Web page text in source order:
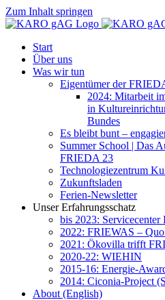
Zum Inhalt springen
Start
Über uns
Was wir tun
Eigentümer der
2024: Mitarbeit
in
Bundes
Es bleibt bunt –
Summer School | Das
FRIEDA 23
Technologiezentrum
Zukunftsladen
Ferien-Newsletter
Unser Erfahrungsschatz
bis 2023: Servicecenter
2022: FRIEWAS –
2021: Ökovilla trifft
2020-22: WIEHIN
2015-16: Energie-
2014: Ciconia-Project
About (English)